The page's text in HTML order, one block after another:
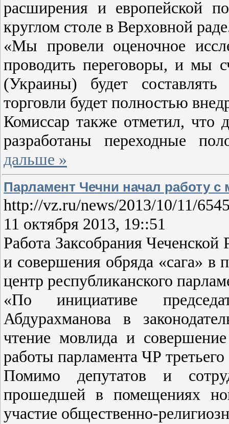
расширения и европейской
круглом столе в Верховной
«Мы провели оценочное
проводить переговоры, и мы
(Украины) будет
торговли будет полностью
Комиссар также отметил, что
разработаны переходные
дальше »
Парламент Чечни начал работу
http://vz.ru/news/2013/10/11/
11 октября 2013, 19::51
Работа Заксобрания
и совершения обряда «сага» в
центр республиканского
«По инициативе
Абдурахманова в
чтение мовлида и
работы парламента ЧР
Помимо депутатов и
прошедшей в помещениях
участие общественно-